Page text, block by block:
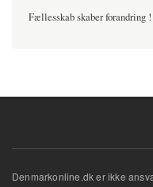
Fællesskab skaber forandring !
Denmarkonline.dk er ikke